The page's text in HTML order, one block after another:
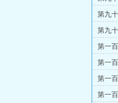
第九
第九
第一
第一
第一
第一